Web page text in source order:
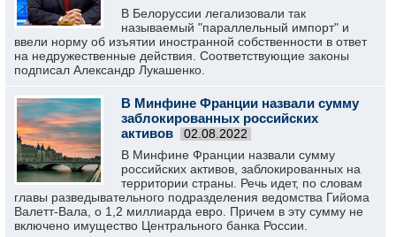
В Белоруссии легализовали так
называемый "параллельный импорт" и
ввели норму об изъятии иностранной собственности в ответ
на недружественные действия. Соответствующие законы
подписал Александр Лукашенко.
В Минфине Франции назвали сумму
заблокированных российских
активов
02.08.2022
В Минфине Франции назвали сумму
российских активов, заблокированных на
территории страны. Речь идет, по словам
главы разведывательного подразделения ведомства Гийома
Валетт-Вала, о 1,2 миллиарда евро. Причем в эту сумму не
включено имущество Центрального банка России.